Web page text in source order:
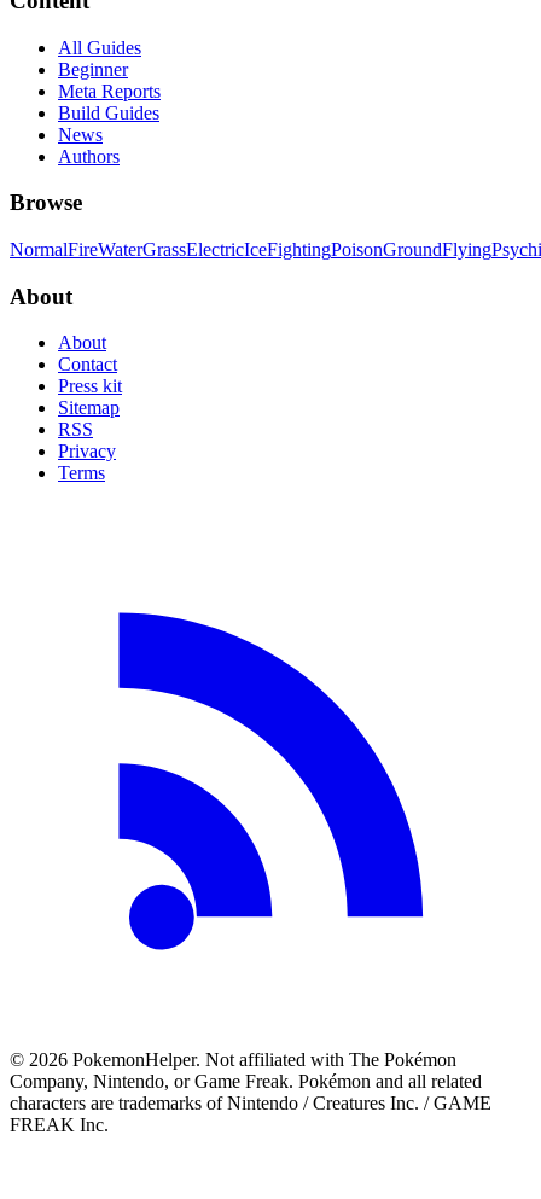
All Guides
Beginner
Meta Reports
Build Guides
News
Authors
Browse
NormalFireWaterGrassElectricIceFightingPoisonGroundFlying
About
About
Contact
Press kit
Sitemap
RSS
Privacy
Terms
© 2026 PokemonHelper. Not affiliated with The Pokémon
Company, Nintendo, or Game Freak. Pokémon and all related
characters are trademarks of Nintendo / Creatures Inc. / GAME
FREAK Inc.